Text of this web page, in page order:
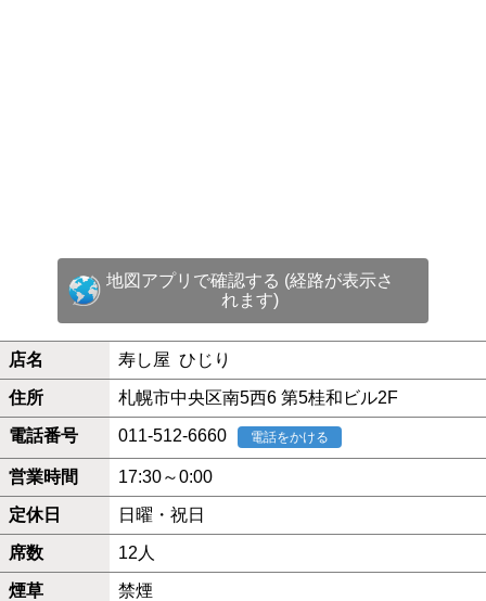
地図アプリで確認する (経路が表示さ
れます)
店名 寿し屋 ひじり
住所 札幌市中央区南5西6 第5桂和ビル2F
電話番号 011-512-6660 電話をかける
営業時間 17:30～0:00
定休日 日曜・祝日
席数 12人
煙草 禁煙